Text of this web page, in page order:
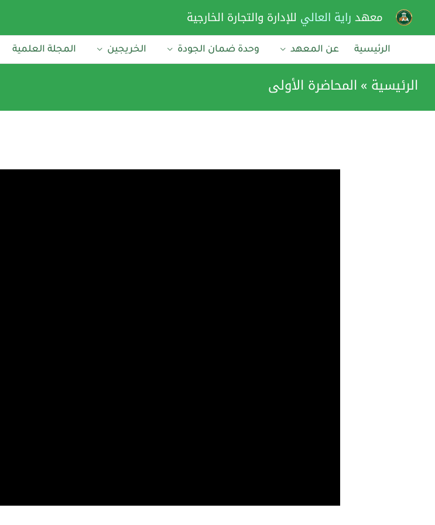
المحتوى
معهد راية العالي للإدارة والتجارة الخارجية
الرئيسية عن المعهد وحدة ضمان الجودة الخريجين المجلة العلمية
الرئيسية المحاضرة الأولى